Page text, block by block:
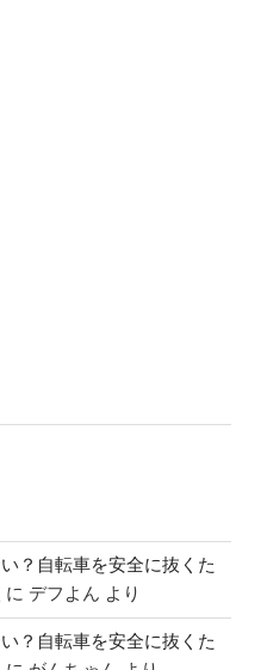
？自転車を安全に抜くた
に デフよん より
？自転車を安全に抜くた